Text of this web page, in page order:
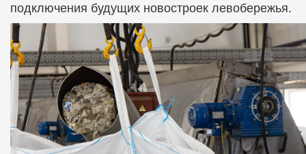
подключения будущих новостроек левобережья.